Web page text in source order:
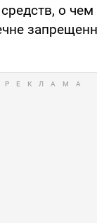
о чем